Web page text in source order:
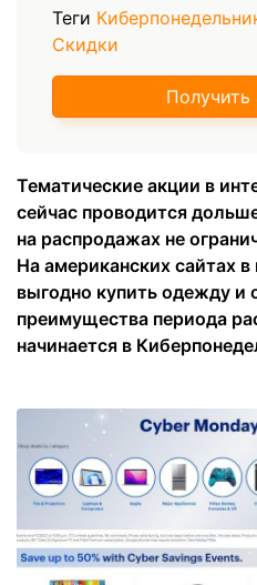
Теги
Скидки
Получить
Тематические акции в
сейчас проводится
на распродажах не
На американских сайтах
выгодно купить одежду и
преимущества периода
начинается в